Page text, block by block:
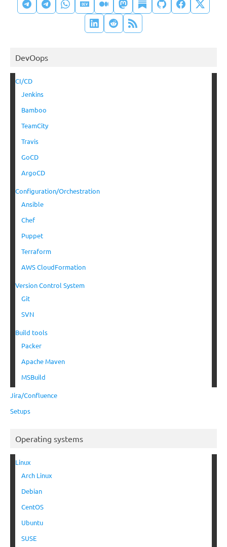
DevOops
CI/CD
Jenkins
Bamboo
TeamCity
Travis
GoCD
ArgoCD
Configuration/Orchestration
Ansible
Chef
Puppet
Terraform
AWS CloudFormation
Version Control System
Git
SVN
Build tools
Packer
Apache Maven
MSBuild
Jira/Confluence
Setups
Operating systems
Linux
Arch Linux
Debian
CentOS
Ubuntu
SUSE